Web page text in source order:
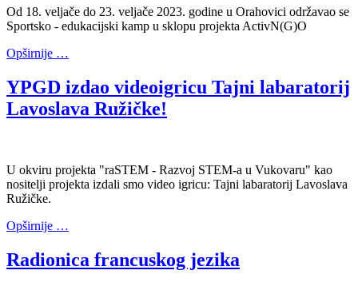
Od 18. veljače do 23. veljače 2023. godine u Orahovici održavao se
Sportsko - edukacijski kamp u sklopu projekta ActivN(G)O
Opširnije …
YPGD izdao videoigricu Tajni labaratorij
Lavoslava Ružičke!
U okviru projekta "raSTEM - Razvoj STEM-a u Vukovaru" kao
nositelji projekta izdali smo video igricu: Tajni labaratorij Lavoslava
Ružičke.
Opširnije …
Radionica francuskog jezika